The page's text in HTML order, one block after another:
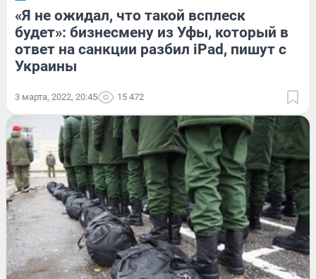
«Я не ожидал, что такой всплеск
будет»: бизнесмену из Уфы, который в
ответ на санкции разбил iPad, пишут с
Украины
3 марта, 2022, 20:45 15 472